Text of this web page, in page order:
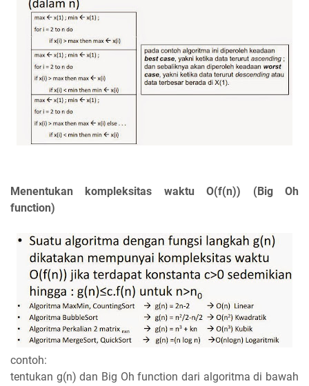
Menentukan kompleksitas waktu O(f(n)) (Big Oh
function)
contoh:
tentukan g(n) dan Big Oh function dari algoritma di bawah